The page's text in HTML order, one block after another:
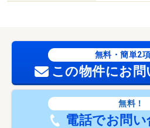
無料・簡単2
この物件にお
無料！
電話でお問